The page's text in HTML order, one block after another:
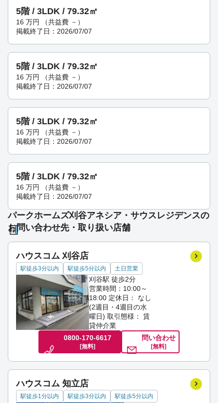
5階 / 3LDK / 79.32㎡
16 万円
（共益費 －）
掲載終了日：2026/07/07
5階 / 3LDK / 79.32㎡
16 万円
（共益費 －）
掲載終了日：2026/07/07
5階 / 3LDK / 79.32㎡
16 万円
（共益費 －）
掲載終了日：2026/07/07
5階 / 3LDK / 79.32㎡
16 万円
（共益費 －）
掲載終了日：2026/07/07
パークホームズ刈谷アネシア・サウスレジデンスの
お問い合わせ先・取り扱い店舗
ハウスコム 刈谷店
駅徒歩3分以内 駅徒歩5分以内 土日営業
刈谷駅 徒歩2分
営業時間：10:00～
18:00 定休日： なし
(2週目・4週目の水
曜日) 取引態様： 賃
貸仲介業
0800-170-6617
[無料]
問い合わせ
[無料]
ハウスコム 知立店
駅徒歩1分以内 駅徒歩3分以内 駅徒歩5分以内